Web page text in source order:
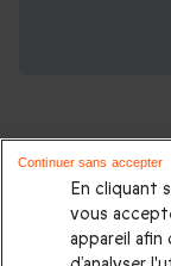
Partez à la
En cliquant
vous
appareil afin
Continuer sans accepter